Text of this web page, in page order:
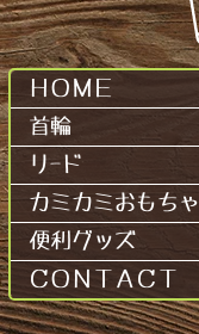
ＨＯＭＥ
首輪
リｰド
カミカミおもちゃ
便利グッズ
ＣＯＮＴＡＣＴ